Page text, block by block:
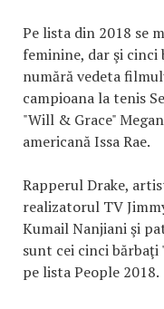
Pe lista din 2018 se
feminine, dar şi cinci
numără vedeta
campioana la tenis
"Will & Grace"
americană Issa Rae.
Rapperul Drake,
realizatorul TV
Kumail Nanjiani şi
sunt cei cinci
pe lista People 2018.